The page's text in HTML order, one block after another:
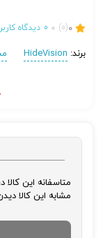
0
(0)
0 دیدگاه
برند: HideVision
متاسفانه این
مشابه این کالا